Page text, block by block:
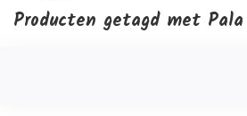
Producten getagd met Pala